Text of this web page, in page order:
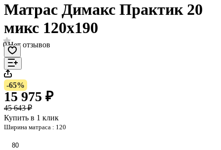
Матрас Димакс Практик 20
микс 120х190
0Нет отзывов
-65%
15 975 ₽
45 643 ₽
Купить в 1 клик
Ширина матраса : 120
80